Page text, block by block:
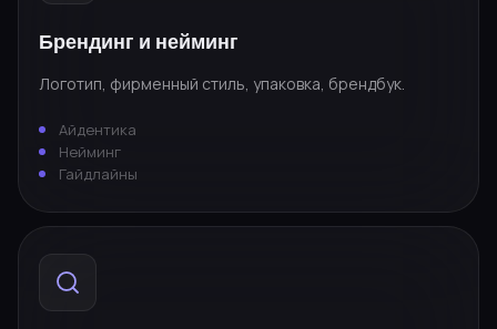
Брендинг и нейминг
Логотип, фирменный стиль, упаковка, брендбук.
Айдентика
Нейминг
Гайдлайны